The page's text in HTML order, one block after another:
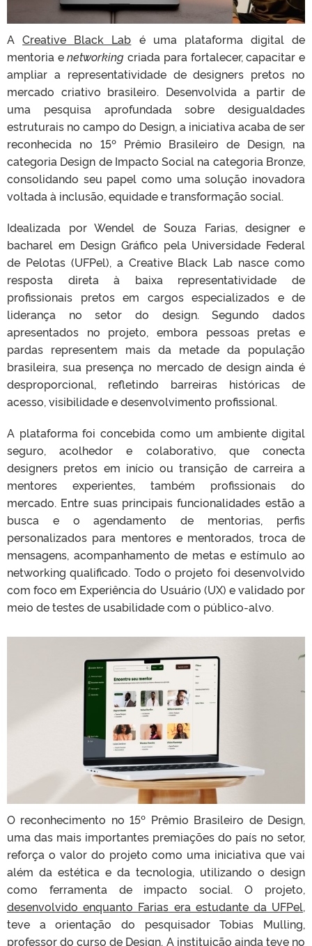
ACreative Black Lab é uma plataforma digital de
mentoria enetworking criada para fortalecer, capacitar e
ampliar a representatividade de designers pretos no
mercado criativo brasileiro. Desenvolvida a partir de
uma pesquisa aprofundada sobre desigualdades
estruturais no campo do Design, a iniciativa acaba de ser
reconhecida no 15º Prêmio Brasileiro de Design, na
categoria Design de Impacto Social na categoria Bronze,
consolidando seu papel como uma solução inovadora
voltada à inclusão, equidade e transformação social.
Idealizada por Wendel de Souza Farias, designer e
bacharel em Design Gráfico pela Universidade Federal
de Pelotas (UFPel), a Creative Black Lab nasce como
resposta direta à baixa representatividade de
profissionais pretos em cargos especializados e de
liderança no setor do design. Segundo dados
apresentados no projeto, embora pessoas pretas e
pardas representem mais da metade da população
brasileira, sua presença no mercado de design ainda é
desproporcional, refletindo barreiras históricas de
acesso, visibilidade e desenvolvimento profissional.
A plataforma foi concebida como um ambiente digital
seguro, acolhedor e colaborativo, que conecta
designers pretos em início ou transição de carreira a
mentores experientes, também profissionais do
mercado. Entre suas principais funcionalidades estão a
busca e o agendamento de mentorias, perfis
personalizados para mentores e mentorados, troca de
mensagens, acompanhamento de metas e estímulo ao
networking qualificado. Todo o projeto foi desenvolvido
com foco em Experiência do Usuário (UX) e validado por
meio de testes de usabilidade com o público-alvo.
O reconhecimento no 15º Prêmio Brasileiro de Design,
uma das mais importantes premiações do país no setor,
reforça o valor do projeto como uma iniciativa que vai
além da estética e da tecnologia, utilizando o design
como ferramenta de impacto social. O projeto,
desenvolvido enquanto Farias era estudante da UFPel,
teve a orientação do pesquisador Tobias Mulling,
professor do curso de Design. A instituição ainda teve no